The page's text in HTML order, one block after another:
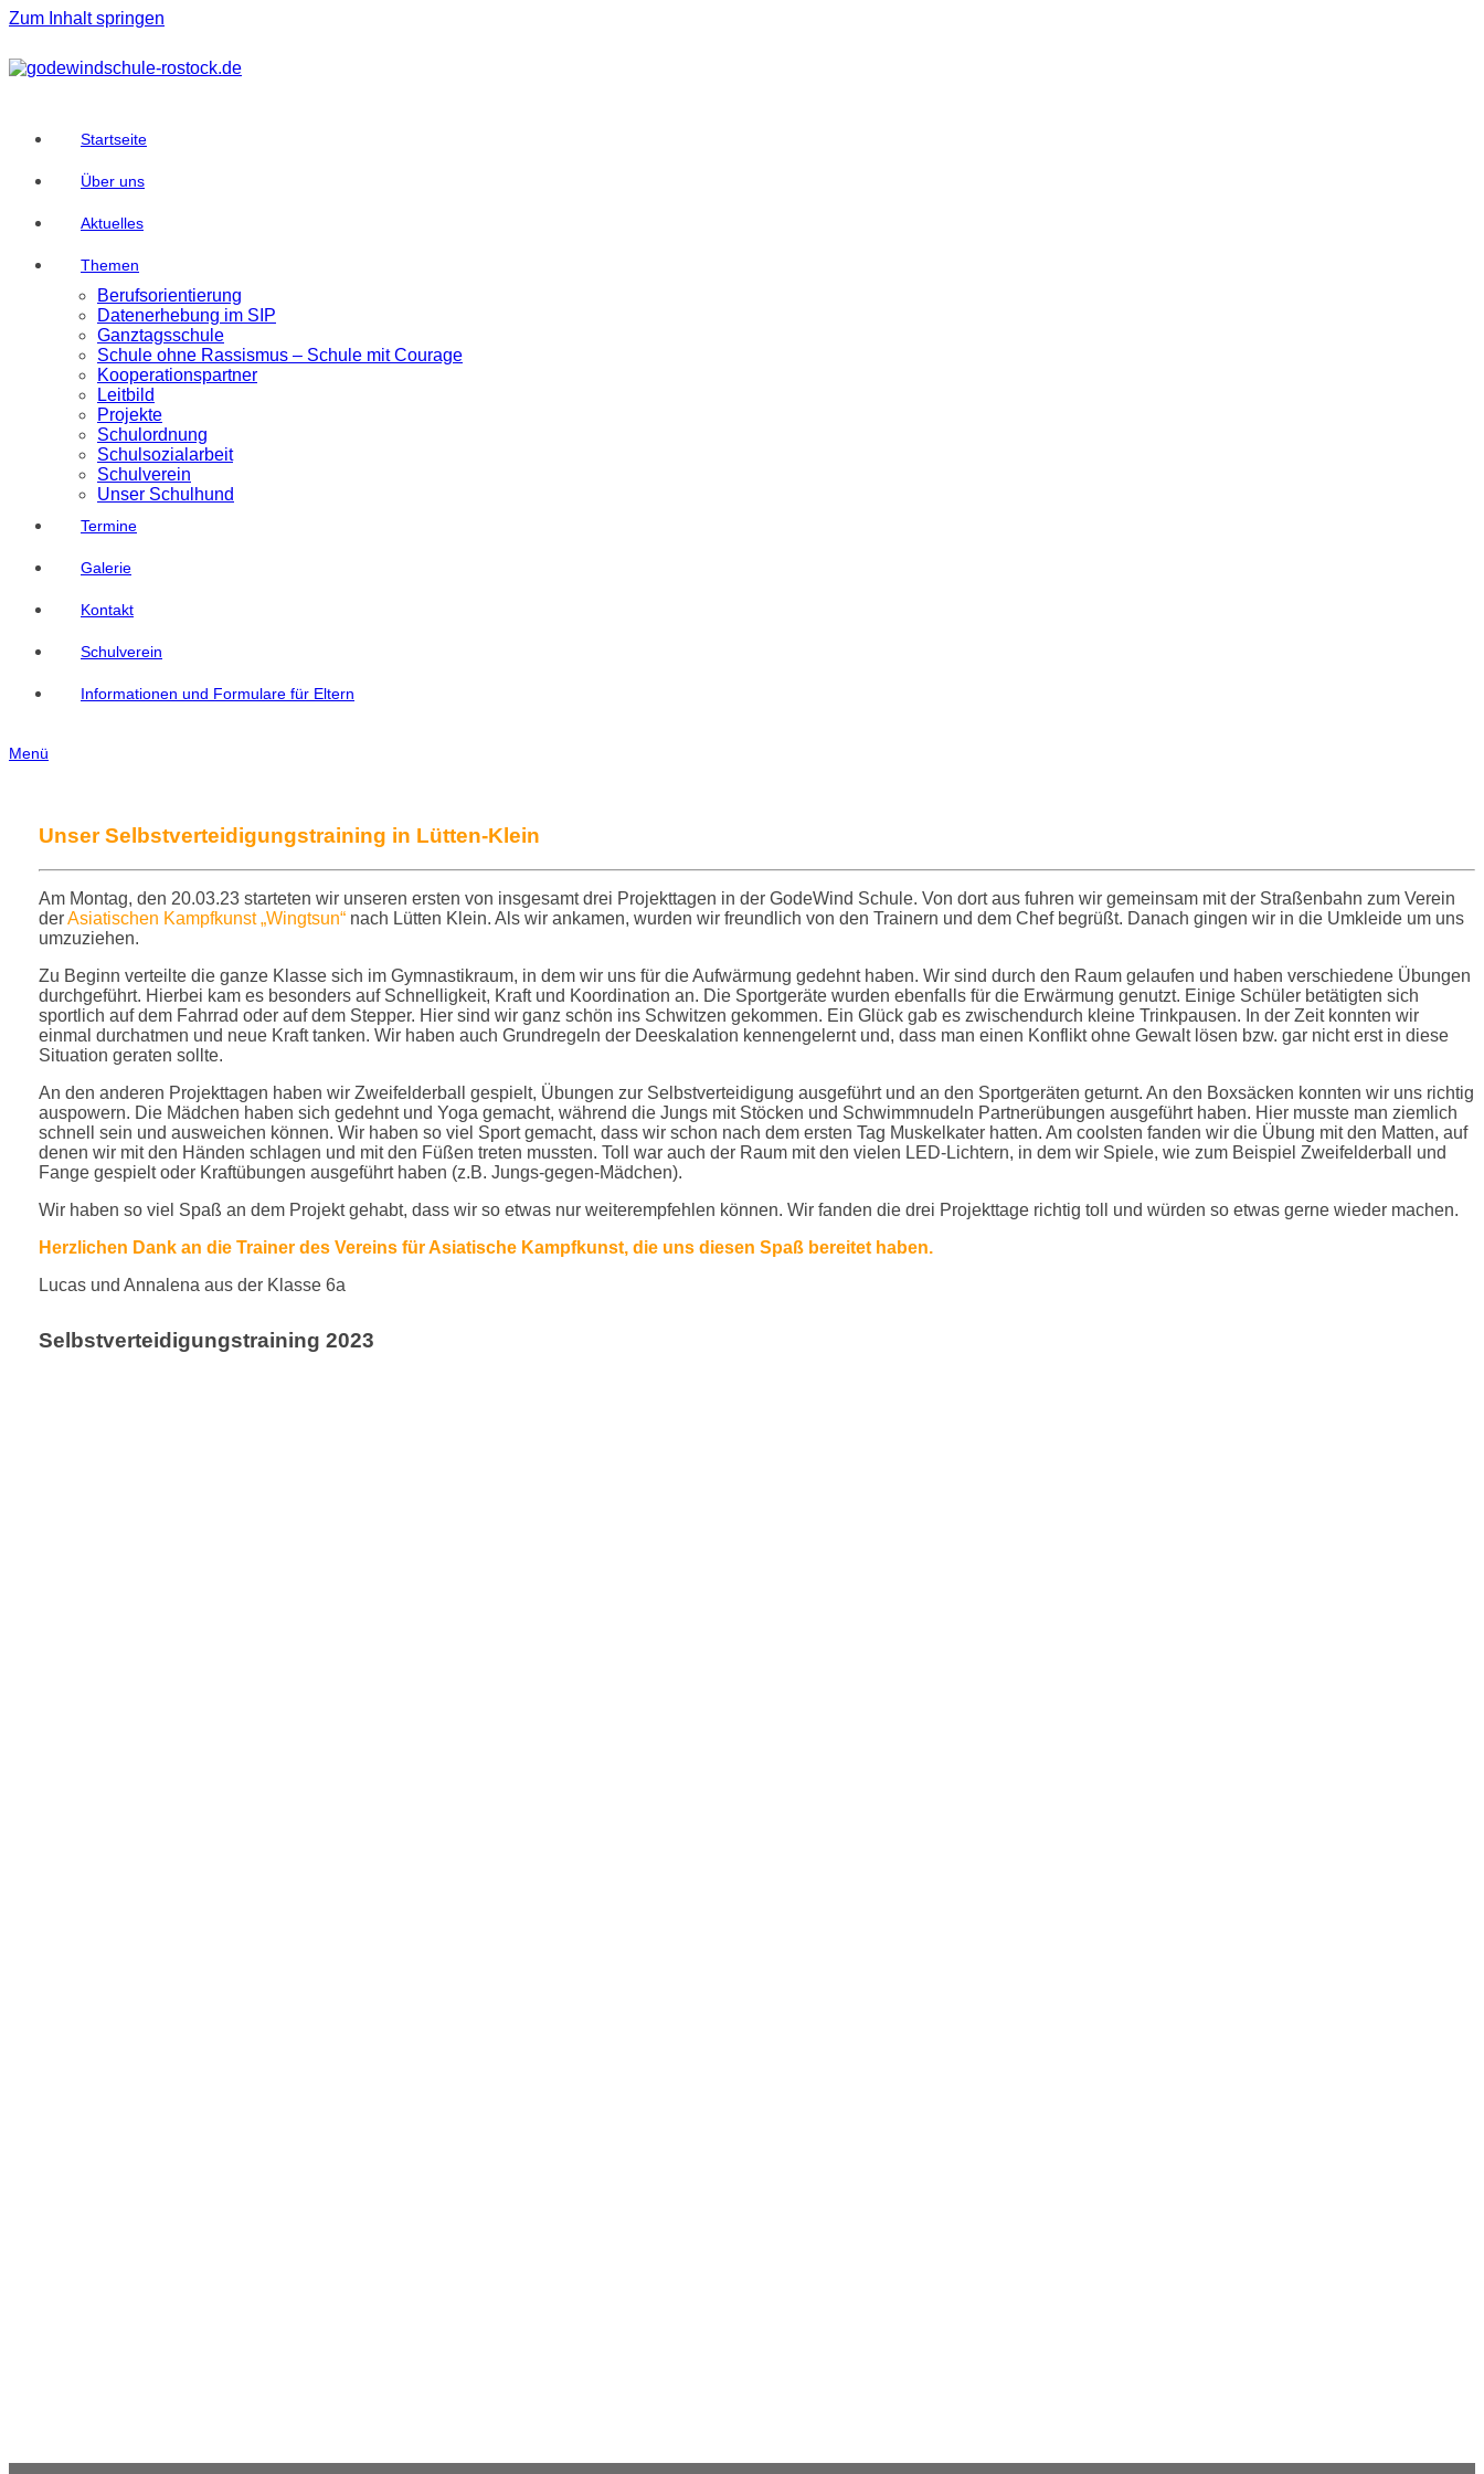
Zum Inhalt springen
Startseite
Über uns
Aktuelles
Themen
Berufsorientierung
Datenerhebung im SIP
Ganztagsschule
Schule ohne Rassismus – Schule mit Courage
Kooperationspartner
Leitbild
Projekte
Schulordnung
Schulsozialarbeit
Schulverein
Unser Schulhund
Termine
Galerie
Kontakt
Schulverein
Informationen und Formulare für Eltern
Menü
Unser Selbstverteidigungstraining in Lütten-Klein
Am Montag, den 20.03.23 starteten wir unseren ersten von insgesamt drei Projekttagen in der GodeWind Schule. Von dort aus fuhren wir gemeinsam mit der Straßenbahn zum Verein
derAsiatischen Kampfkunst „Wingtsun“nach Lütten Klein. Als wir ankamen, wurden wir freundlich von den Trainern und dem Chef begrüßt. Danach gingen wir in die Umkleide um uns
umzuziehen.
Zu Beginn verteilte die ganze Klasse sich im Gymnastikraum, in dem wir uns für die Aufwärmung gedehnt haben. Wir sind durch den Raum gelaufen und haben verschiedene Übungen
durchgeführt. Hierbei kam es besonders auf Schnelligkeit, Kraft und Koordination an. Die Sportgeräte wurden ebenfalls für die Erwärmung genutzt. Einige Schüler betätigten sich
sportlich auf dem Fahrrad oder auf dem Stepper. Hier sind wir ganz schön ins Schwitzen gekommen. Ein Glück gab es zwischendurch kleine Trinkpausen. In der Zeit konnten wir
einmal durchatmen und neue Kraft tanken. Wir haben auch Grundregeln der Deeskalation kennengelernt und, dass man einen Konflikt ohne Gewalt lösen bzw. gar nicht erst in diese
Situation geraten sollte.
An den anderen Projekttagen haben wir Zweifelderball gespielt, Übungen zur Selbstverteidigung ausgeführt und an den Sportgeräten geturnt. An den Boxsäcken konnten wir uns richtig
auspowern. Die Mädchen haben sich gedehnt und Yoga gemacht, während die Jungs mit Stöcken und Schwimmnudeln Partnerübungen ausgeführt haben. Hier musste man ziemlich
schnell sein und ausweichen können. Wir haben so viel Sport gemacht, dass wir schon nach dem ersten Tag Muskelkater hatten. Am coolsten fanden wir die Übung mit den Matten, auf
denen wir mit den Händen schlagen und mit den Füßen treten mussten. Toll war auch der Raum mit den vielen LED-Lichtern, in dem wir Spiele, wie zum Beispiel Zweifelderball und
Fange gespielt oder Kraftübungen ausgeführt haben (z.B. Jungs-gegen-Mädchen).
Wir haben so viel Spaß an dem Projekt gehabt, dass wir so etwas nur weiterempfehlen können. Wir fanden die drei Projekttage richtig toll und würden so etwas gerne wieder machen.
Herzlichen Dank an die Trainer des Vereins für Asiatische Kampfkunst, die uns diesen Spaß bereitet haben.
Lucas und Annalena aus der Klasse 6a
Selbstverteidigungstraining 2023